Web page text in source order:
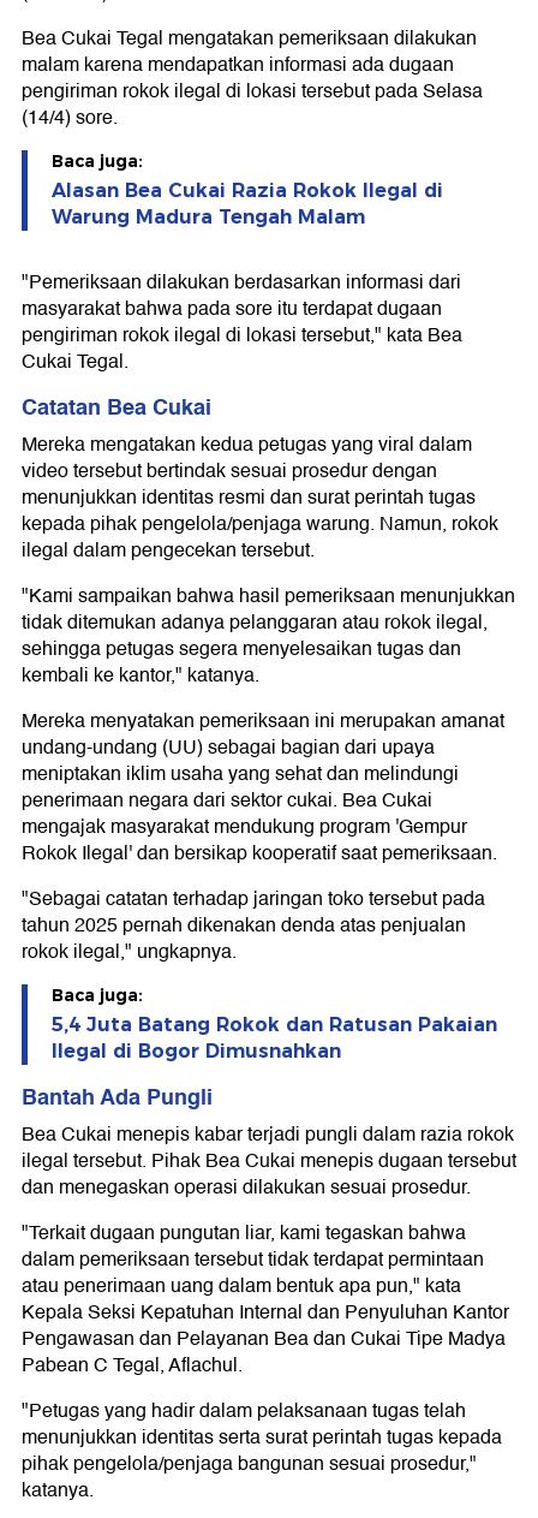
Bea Cukai Tegal mengatakan pemeriksaan dilakukan
malam karena mendapatkan informasi ada dugaan
pengiriman rokok ilegal di lokasi tersebut pada Selasa
(14/4) sore.
Baca juga:
Alasan Bea Cukai Razia Rokok Ilegal di
Warung Madura Tengah Malam
"Pemeriksaan dilakukan berdasarkan informasi dari
masyarakat bahwa pada sore itu terdapat dugaan
pengiriman rokok ilegal di lokasi tersebut," kata Bea
Cukai Tegal.
Catatan Bea Cukai
Mereka mengatakan kedua petugas yang viral dalam
video tersebut bertindak sesuai prosedur dengan
menunjukkan identitas resmi dan surat perintah tugas
kepada pihak pengelola/penjaga warung. Namun, rokok
ilegal dalam pengecekan tersebut.
"Kami sampaikan bahwa hasil pemeriksaan menunjukkan
tidak ditemukan adanya pelanggaran atau rokok ilegal,
sehingga petugas segera menyelesaikan tugas dan
kembali ke kantor," katanya.
Mereka menyatakan pemeriksaan ini merupakan amanat
undang-undang (UU) sebagai bagian dari upaya
meniptakan iklim usaha yang sehat dan melindungi
penerimaan negara dari sektor cukai. Bea Cukai
mengajak masyarakat mendukung program 'Gempur
Rokok Ilegal' dan bersikap kooperatif saat pemeriksaan.
"Sebagai catatan terhadap jaringan toko tersebut pada
tahun 2025 pernah dikenakan denda atas penjualan
rokok ilegal," ungkapnya.
Baca juga:
5,4 Juta Batang Rokok dan Ratusan Pakaian
Ilegal di Bogor Dimusnahkan
Bantah Ada Pungli
Bea Cukai menepis kabar terjadi pungli dalam razia rokok
ilegal tersebut. Pihak Bea Cukai menepis dugaan tersebut
dan menegaskan operasi dilakukan sesuai prosedur.
"Terkait dugaan pungutan liar, kami tegaskan bahwa
dalam pemeriksaan tersebut tidak terdapat permintaan
atau penerimaan uang dalam bentuk apa pun," kata
Kepala Seksi Kepatuhan Internal dan Penyuluhan Kantor
Pengawasan dan Pelayanan Bea dan Cukai Tipe Madya
Pabean C Tegal, Aflachul.
"Petugas yang hadir dalam pelaksanaan tugas telah
menunjukkan identitas serta surat perintah tugas kepada
pihak pengelola/penjaga bangunan sesuai prosedur,"
katanya.